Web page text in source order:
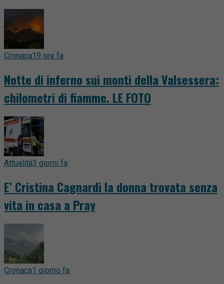
Cronaca19 ore fa
Notte di inferno sui monti della Valsessera:
chilometri di fiamme. LE FOTO
Attualità3 giorni fa
E’ Cristina Cagnardi la donna trovata senza
vita in casa a Pray
Cronaca1 giorno fa